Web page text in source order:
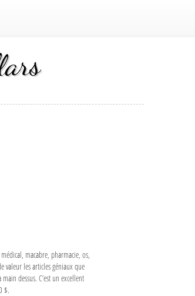
macabre, pharmacie, os,
valeur les articles géniaux que
dessus. C’est un excellent
$.